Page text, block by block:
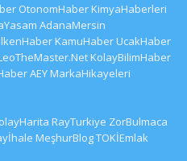
OtonomHaberKimyaHaberleri
AdanaMersin
KamuHaberUcakHaber
KolayBilimHaber
AEYMarkaHikayeleri
RayTurkiye ZorBulmaca
MeşhurBlogTOKİEmlak